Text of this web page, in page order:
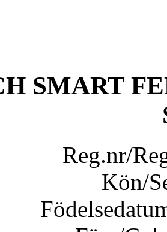
SMART
Reg.nr/
Kön/